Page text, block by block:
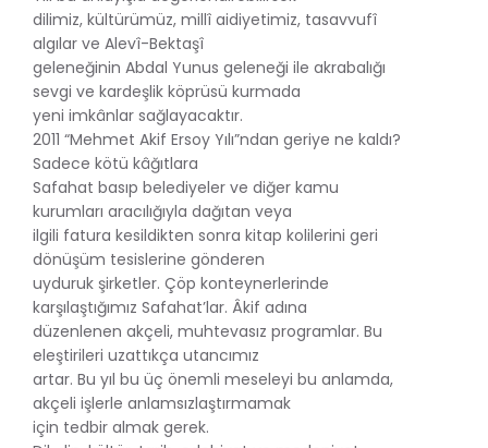
dilimiz, kültürümüz, millî aidiyetimiz, tasavvufî
algılar ve Alevî-Bektaşî
geleneğinin Abdal Yunus geleneği ile akrabalığı
sevgi ve kardeşlik köprüsü kurmada
yeni imkânlar sağlayacaktır.
2011 “Mehmet Akif Ersoy Yılı”ndan geriye ne kaldı?
Sadece kötü kâğıtlara
Safahat basıp belediyeler ve diğer kamu
kurumları aracılığıyla dağıtan veya
ilgili fatura kesildikten sonra kitap kolilerini geri
dönüşüm tesislerine gönderen
uyduruk şirketler. Çöp konteynerlerinde
karşılaştığımız Safahat’lar. Âkif adına
düzenlenen akçeli, muhtevasız programlar. Bu
eleştirileri uzattıkça utancımız
artar. Bu yıl bu üç önemli meseleyi bu anlamda,
akçeli işlerle anlamsızlaştırmamak
için tedbir almak gerek.